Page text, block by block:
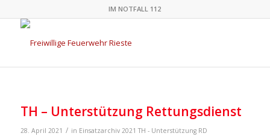
IM NOTFALL 112
TH – Unterstützung Rettungsdienst
28. April 2021 / in Einsatzarchiv 2021 TH - Unterstützung RD